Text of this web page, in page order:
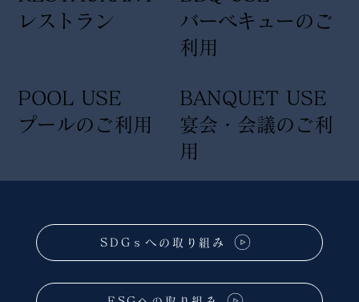
バーベキューのご
利用
レストラン
プールのご利用
POOL USE
宴会・会議のご利
用
BANQUET USE
SDGｓへの取り組み